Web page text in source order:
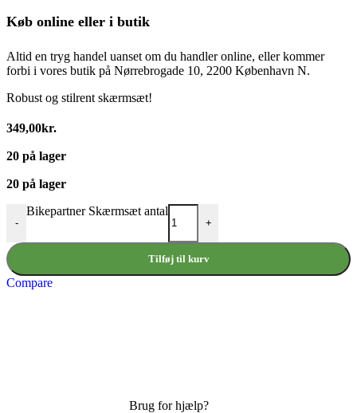
Køb online eller i butik
Altid en tryg handel uanset om du handler online, eller kommer
forbi i vores butik på Nørrebrogade 10, 2200 København N.
Robust og stilrent skærmsæt!
349,00kr.
20 på lager
20 på lager
-
Bikepartner Skærmsæt antal
+
Tilføj til kurv
Compare
Brug for hjælp?